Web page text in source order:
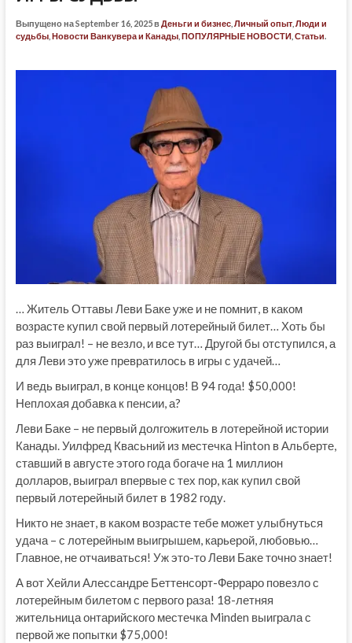
Выпущено на September 16, 2025 вДеньги и бизнес, Личный опыт, Люди и
судьбы, Новости Ванкувера и Канады, ПОПУЛЯРНЫЕ НОВОСТИ, Статьи.
… Житель Оттавы Леви Баке уже и не помнит, в каком
возрасте купил свой первый лотерейный билет… Хоть бы
раз выиграл! – не везло, и все тут… Другой бы отступился, а
для Леви это уже превратилось в игры с удачей…
И ведь выиграл, в конце концов! В 94 года! $50,000!
Неплохая добавка к пенсии, а?
Леви Баке – не первый долгожитель в лотерейной истории
Канады. Уилфред Квасьний из местечка Hinton в Альберте,
ставший в августе этого года богаче на 1 миллион
долларов, выиграл впервые с тех пор, как купил свой
первый лотерейный билет в 1982 году.
Никто не знает, в каком возрасте тебе может улыбнуться
удача – с лотерейным выигрышем, карьерой, любовью…
Главное, не отчаиваться! Уж это-то Леви Баке точно знает!
А вот Хейли Алессандре Беттенсорт-Ферраро повезло с
лотерейным билетом с первого раза! 18-летняя
жительница онтарийского местечка Minden выиграла с
первой же попытки $75,000!